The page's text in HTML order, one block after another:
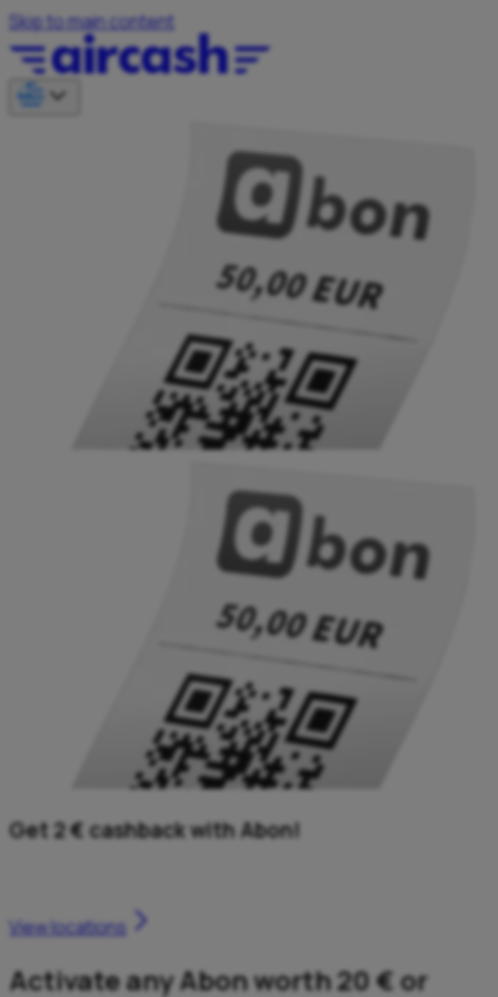
Skip to main content
Get 2 € cashback with Abon!
View locations
Activate any Abon worth 20 € or